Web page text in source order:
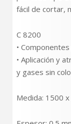
fácil de cortar,
C 8200
•
• Aplicación y
y gases sin
Medida: 1500